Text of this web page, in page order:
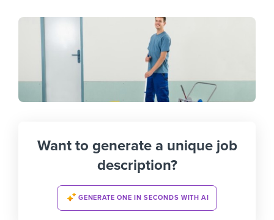
Want to generate a unique job
description?
GENERATE ONE IN SECONDS WITH AI